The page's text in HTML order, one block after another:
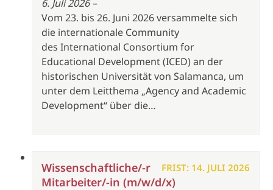
6. Juli 2026 –
Vom 23. bis 26. Juni 2026 versammelte sich
die internationale Community
des International Consortium for
Educational Development (ICED) an der
historischen Universität von Salamanca, um
unter dem Leitthema „Agency and Academic
Development“ über die…
FRIST: 14. JULI 2026
Wissenschaftliche/-r
Mitarbeiter/-in (m/w/d/x)